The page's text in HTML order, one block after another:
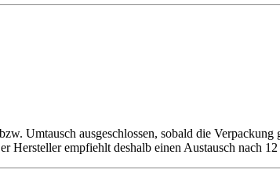
Umtausch ausgeschlossen, sobald die
Hersteller empfiehlt deshalb einen Austausch nach